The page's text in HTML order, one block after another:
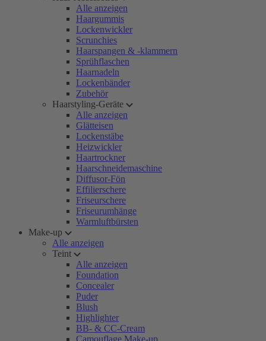
Alle anzeigen
Haargummis
Lockenwickler
Scrunchies
Haarspangen & -klammern
Sprühflaschen
Haarnadeln
Lockenbänder
Zubehör
Haarstyling-Geräte
Alle anzeigen
Glätteisen
Lockenstäbe
Heizwickler
Haartrockner
Haarschneidemaschine
Diffusor-Fön
Effilierschere
Friseurschere
Friseurumhänge
Warmluftbürsten
Make-up
Alle anzeigen
Teint
Alle anzeigen
Foundation
Concealer
Puder
Blush
Highlighter
BB- & CC-Cream
Camouflage Make-up